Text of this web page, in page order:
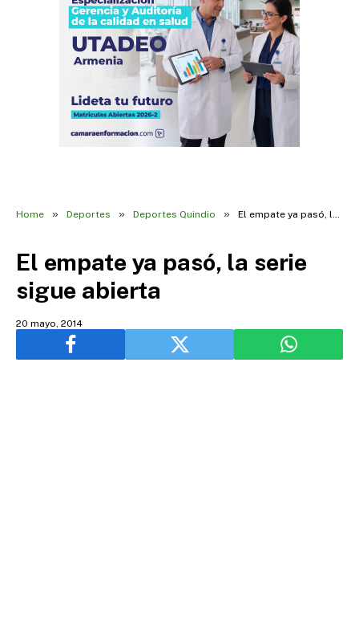
Home » Deportes » Deportes Quindio » El empate ya pasó, la serie sigue abierta
El empate ya pasó, la serie
sigue abierta
20 mayo, 2014